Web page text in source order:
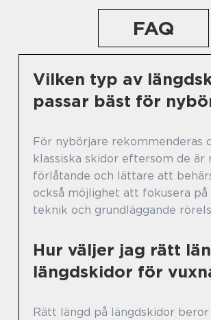
FAQ
Vilken typ av
passar bäst för
För nybörjare rekommenderas
klassiska skidor eftersom de är
förlåtande och lättare att
också möjlighet att fokusera på
teknik och grundläggande
Hur väljer jag rätt
längdskidor för
Rätt längd på längdskidor beror